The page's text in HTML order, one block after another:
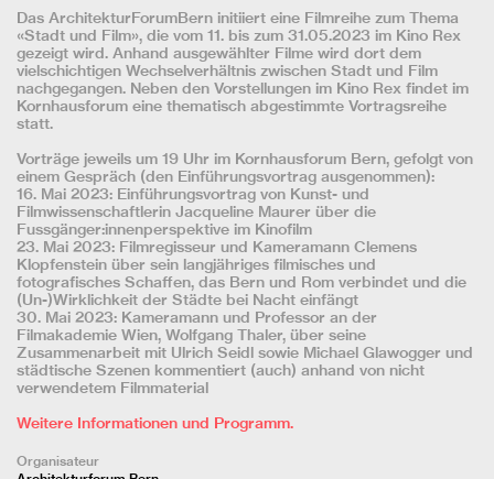
Das ArchitekturForumBern initiiert eine Filmreihe zum Thema
«Stadt und Film», die vom 11. bis zum 31.05.2023 im Kino Rex
gezeigt wird. Anhand ausgewählter Filme wird dort dem
vielschichtigen Wechselverhältnis zwischen Stadt und Film
nachgegangen. Neben den Vorstellungen im Kino Rex findet im
Kornhausforum eine thematisch abgestimmte Vortragsreihe
statt.
Vorträge jeweils um 19 Uhr im Kornhausforum Bern, gefolgt von
einem Gespräch (den Einführungsvortrag ausgenommen):
16. Mai 2023: Einführungsvortrag von Kunst- und
Filmwissenschaftlerin Jacqueline Maurer über die
Fussgänger:innenperspektive im Kinofilm
23. Mai 2023: Filmregisseur und Kameramann Clemens
Klopfenstein über sein langjähriges filmisches und
fotografisches Schaffen, das Bern und Rom verbindet und die
(Un-)Wirklichkeit der Städte bei Nacht einfängt
30. Mai 2023: Kameramann und Professor an der
Filmakademie Wien, Wolfgang Thaler, über seine
Zusammenarbeit mit Ulrich Seidl sowie Michael Glawogger und
städtische Szenen kommentiert (auch) anhand von nicht
verwendetem Filmmaterial
Weitere Informationen und Programm.
Organisateur